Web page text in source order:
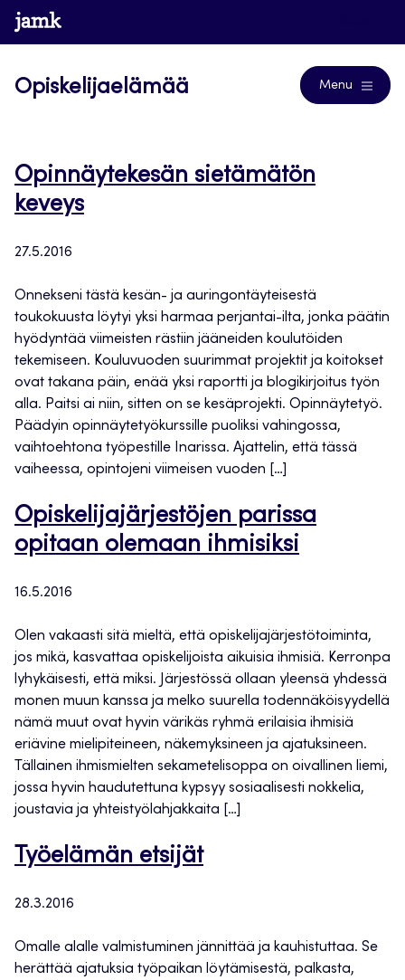
Siirry
suoraan
www.jamk.fi
Opiskelijaelämää Menu
Opinnäytekesän sietämätön
keveys
27.5.2016
Onnekseni tästä kesän- ja auringontäyteisestä
toukokuusta löytyi yksi harmaa perjantai-ilta, jonka päätin
hyödyntää viimeisten rästiin jääneiden koulutöiden
tekemiseen. Kouluvuoden suurimmat projektit ja koitokset
ovat takana päin, enää yksi raportti ja blogikirjoitus työn
alla. Paitsi ai niin, sitten on se kesäprojekti. Opinnäytetyö.
Päädyin opinnäytetyökurssille puoliksi vahingossa,
vaihtoehtona työpestille Inarissa. Ajattelin, että tässä
vaiheessa, opintojeni viimeisen vuoden […]
Opiskelijajärjestöjen parissa
opitaan olemaan ihmisiksi
16.5.2016
Olen vakaasti sitä mieltä, että opiskelijajärjestötoiminta,
jos mikä, kasvattaa opiskelijoista aikuisia ihmisiä. Kerronpa
lyhykäisesti, että miksi. Järjestössä ollaan yleensä yhdessä
monen muun kanssa ja melko suurella todennäköisyydellä
nämä muut ovat hyvin värikäs ryhmä erilaisia ihmisiä
eriävine mielipiteineen, näkemyksineen ja ajatuksineen.
Tällainen ihmismielten sekametelisoppa on oivallinen liemi,
jossa hyvin haudutettuna kypsyy sosiaalisesti nokkelia,
joustavia ja yhteistyölahjakkaita […]
Työelämän etsijät
28.3.2016
Omalle alalle valmistuminen jännittää ja kauhistuttaa. Se
herättää ajatuksia työpaikan löytämisestä, palkasta,